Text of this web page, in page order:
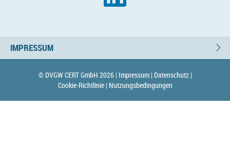
IMPRESSUM
© DVGW CERT GmbH 2026 | Impressum | Datenschutz |
Cookie-Richtlinie | Nutzungsbedingungen